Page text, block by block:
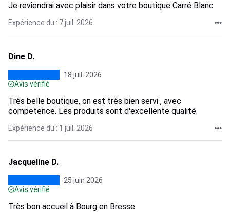
Je reviendrai avec plaisir dans votre boutique Carré Blanc
Expérience du : 7 juil. 2026
Dine D.
18 juil. 2026
Avis vérifié
Très belle boutique, on est très bien servi , avec
competence. Les produits sont d'excellente qualité.
Expérience du : 1 juil. 2026
Jacqueline D.
25 juin 2026
Avis vérifié
Très bon accueil à Bourg en Bresse